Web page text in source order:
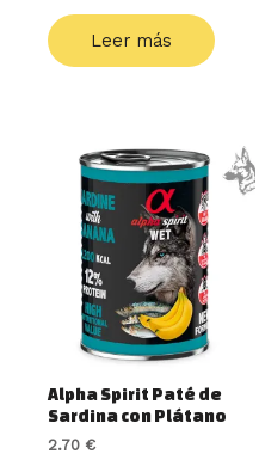
Leer más
Alpha Spirit Paté de
Sardina con Plátano
2.70 €